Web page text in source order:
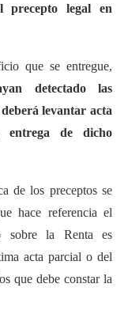
legal en
que se entregue,
detectado las
levantar acta
de dicho
de los preceptos se
hace referencia el
sobre la Renta es
acta parcial o del
que debe constar la